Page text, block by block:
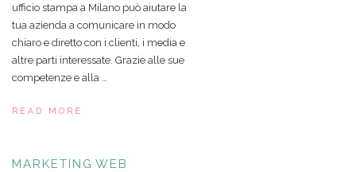
ufficio stampa a Milano può aiutare la
tua azienda a comunicare in modo
chiaro e diretto con i clienti, i media e
altre parti interessate. Grazie alle sue
competenze e alla …
READ MORE
MARKETING WEB